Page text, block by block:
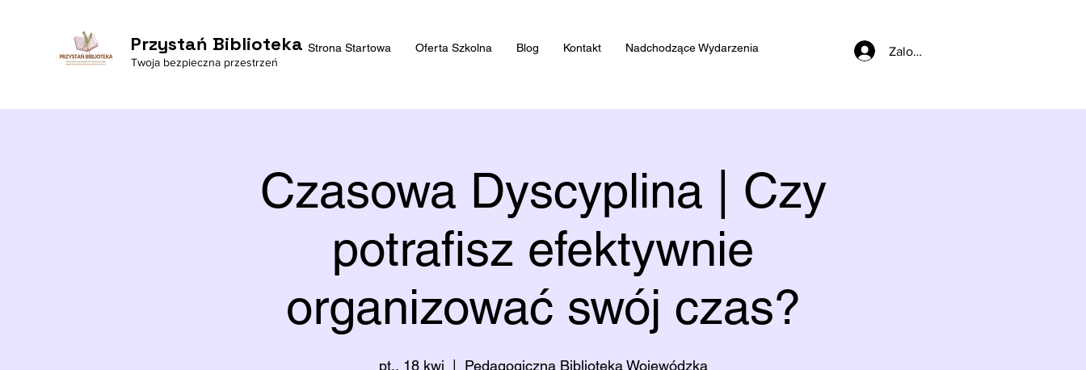
Przystań Biblioteka
Twoja bezpieczna przestrzeń
Strona Startowa Oferta Szkolna Blog Kontakt Nadchodzące Wydarzenia Zaloguj się
Czasowa Dyscyplina | Czy
potrafisz efektywnie
organizować swój czas?
pt., 18 kwi Pedagogiczna Biblioteka Wojewódzka